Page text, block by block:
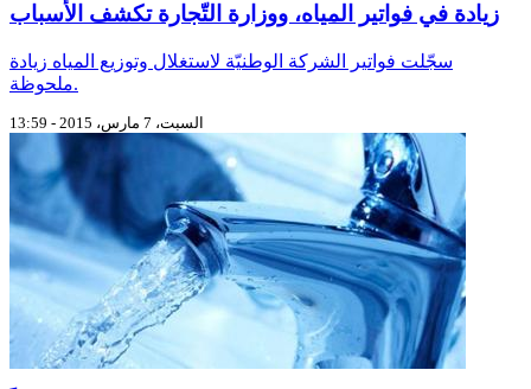
زيادة في فواتير المياه، ووزارة التّجارة تكشف الأسباب
سجّلت فواتير الشركة الوطنيّة لاستغلال وتوزيع المياه زيادة
ملحوظة.
السبت، 7 مارس، 2015 - 13:59